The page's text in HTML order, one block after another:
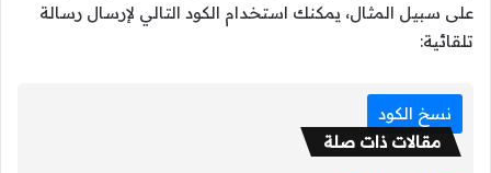
على سبيل المثال، يمكنك استخدام الكود التالي لإرسال رسالة
تلقائية:
نسخ الكود
مقالات ذات صلة